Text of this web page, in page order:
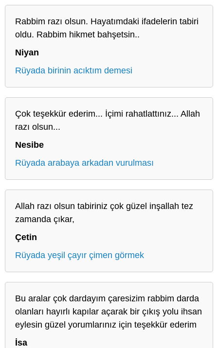
Rabbim razı olsun. Hayatımdaki ifadelerin tabiri
oldu. Rabbim hikmet bahşetsin..
Niyan
Rüyada birinin acıktım demesi
Çok teşekkür ederim... İçimi rahatlattınız... Allah
razı olsun...
Nesibe
Rüyada arabaya arkadan vurulması
Allah razı olsun tabiriniz çok güzel inşallah tez
zamanda çıkar,
Çetin
Rüyada yeşil çayır çimen görmek
Bu aralar çok dardayım çaresizim rabbim darda
olanları hayırlı kapılar açarak bir çıkış yolu ihsan
eylesin güzel yorumlarınız için teşekkür ederim
İsa